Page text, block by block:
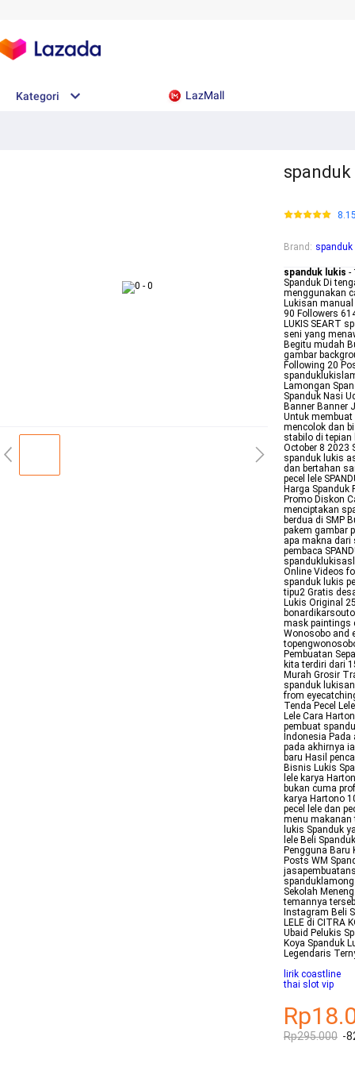
Kategori LazMall
spanduk
Brand :
spanduk lukis -
Spanduk Di
menggunakan
Lukisan
90 Followers
LUKIS SEART
seni yang
Begitu mudah
gambar
Following 20
Lamongan
Spanduk Nasi
Banner Banner
Untuk
mencolok dan
stabilo di
October 8 2023
spanduk lukis
dan bertahan
pecel lele
Harga Spanduk
Promo Diskon
menciptakan
berdua di SMP
pakem gambar
apa makna dari
pembaca
Online Videos
spanduk lukis
tipu2 Gratis
Lukis Original
mask paintings
Wonosobo and
Pembuatan
kita terdiri dari
Murah Grosir
spanduk
from
Tenda Pecel
Lele Cara
pembuat
Indonesia
pada akhirnya
baru Hasil
Bisnis Lukis
lele karya
bukan cuma
karya Hartono
pecel lele dan
menu makanan
lukis Spanduk
lele Beli
Pengguna Baru
Posts WM
Sekolah
temannya
Instagram Beli
LELE di CITRA
Ubaid Pelukis
Koya Spanduk
Legendaris
lirik coastline
thai slot vip
Rp295.000 -